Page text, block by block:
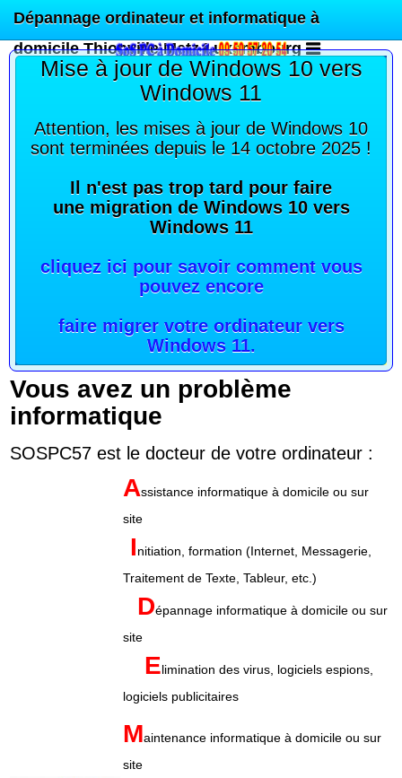
Dépannage ordinateur et informatique à
domicile Thionville Metz Luxembourg
Mise à jour de Windows 10 vers
Windows 11
Attention, les mises à jour de Windows 10
sont terminées depuis le 14 octobre 2025 !
Il n'est pas trop tard pour faire
une migration de Windows 10 vers
Windows 11
cliquez ici pour savoir comment vous
pouvez encore
faire migrer votre ordinateur vers
Windows 11.
Vous avez un problème
informatique
SOSPC57 est le docteur de votre ordinateur :
Assistance informatique à domicile ou sur
site
Initiation, formation (Internet, Messagerie,
Traitement de Texte, Tableur, etc.)
Dépannage informatique à domicile ou sur
site
Elimination des virus, logiciels espions,
logiciels publicitaires
Maintenance informatique à domicile ou sur
site